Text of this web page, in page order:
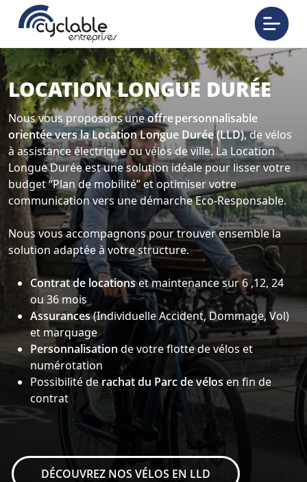
LOCATION LONGUE DURÉE
Nous vous proposons uneoffre personnalisable
orientée vers la Location Longue Durée (LLD), de vélos
à assistance électrique ou vélos de ville. La Location
Longue Durée est une solution idéale pour lisser votre
budget “Plan de mobilité” et optimiser votre
communication vers une démarche Eco-Responsable.
Nous vous accompagnons pour trouver ensemble la
solution adaptée à votre structure.
Contrat de locationset maintenance sur 6 ,12, 24
ou 36 mois
Assurances(Individuelle Accident, Dommage, Vol)
et marquage
Personnalisation de votre flotte de vélos et
numérotation
Possibilité derachat du Parc de vélos en fin de
contrat
DÉCOUVREZ NOS VÉLOS EN LLD